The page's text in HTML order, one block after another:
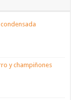
y champiñones